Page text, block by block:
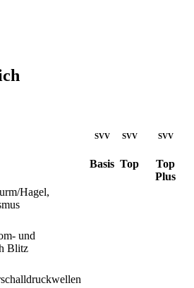
SVV
Basis
SVV
Top
SVV
Top
Plus
Hagel,
und
Blitz